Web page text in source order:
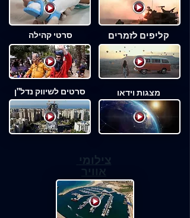
סרטי קהילה
סרטים לשיווק נדל"ן
קליפים לזמרים
מצגות וידאו
אוויר